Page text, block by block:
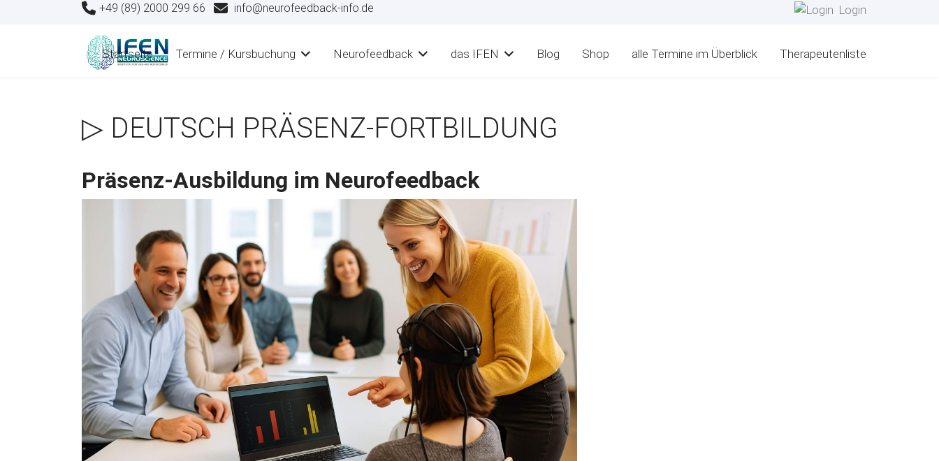
+49 (89) 2000 299 66 info@neurofeedback-info.de Login
Startseite Termine / Kursbuchung Neurofeedback das IFEN Blog Shop alle Termine im Überblick Therapeutenliste
▷ DEUTSCH PRÄSENZ-FORTBILDUNG
Präsenz-Ausbildung im Neurofeedback